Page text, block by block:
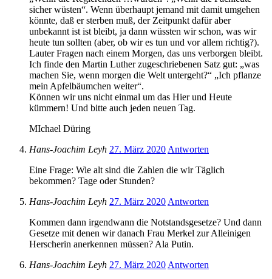
sicher wüsten“. Wenn überhaupt jemand mit damit umgehen
könnte, daß er sterben muß, der Zeitpunkt dafür aber
unbekannt ist ist bleibt, ja dann wüssten wir schon, was wir
heute tun sollten (aber, ob wir es tun und vor allem richtig?).
Lauter Fragen nach einem Morgen, das uns verborgen bleibt.
Ich finde den Martin Luther zugeschriebenen Satz gut: „was
machen Sie, wenn morgen die Welt untergeht?“ „Ich pflanze
mein Apfelbäumchen weiter“.
Können wir uns nicht einmal um das Hier und Heute
kümmern! Und bitte auch jeden neuen Tag.
MIchael Düring
Hans-Joachim Leyh 27. März 2020 Antworten
Eine Frage: Wie alt sind die Zahlen die wir Täglich
bekommen? Tage oder Stunden?
Hans-Joachim Leyh 27. März 2020 Antworten
Kommen dann irgendwann die Notstandsgesetze? Und dann
Gesetze mit denen wir danach Frau Merkel zur Alleinigen
Herscherin anerkennen müssen? Ala Putin.
Hans-Joachim Leyh 27. März 2020 Antworten